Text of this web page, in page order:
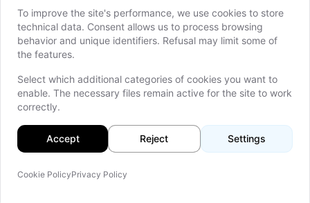
i rozszyfrowywania niepisanych zasad. Przed zmianą
kultury powinniście obserwować założyciela,
konsultować się z długoletnimi członkami zespołu i
zmniejszyć, wprowadzając zmiany etapami.
Minimalizowanie trwałego wpływu
założyciela
nadal mieć znaczący autorytet kulturowy i siłę
To improve the site's performance, we use cookies to store
technical data. Consent allows us to process browsing
behavior and unique identifiers. Refusal may limit some of
the features.
Select which additional categories of cookies you want to
enable. The necessary files remain active for the site to work
correctly.
Accept Reject Settings
Cookie PolicyPrivacy Policy